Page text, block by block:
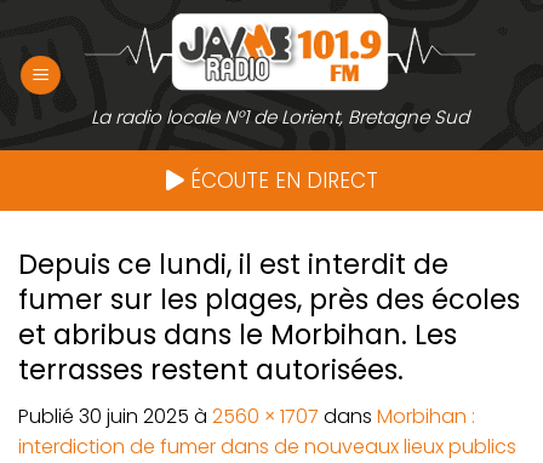
contenu
La radio locale N°1 de Lorient, Bretagne Sud
ÉCOUTE EN DIRECT
Depuis ce lundi, il est interdit de
fumer sur les plages, près des écoles
et abribus dans le Morbihan. Les
terrasses restent autorisées.
Publié 30 juin 2025 à 2560 × 1707 dans Morbihan :
interdiction de fumer dans de nouveaux lieux publics